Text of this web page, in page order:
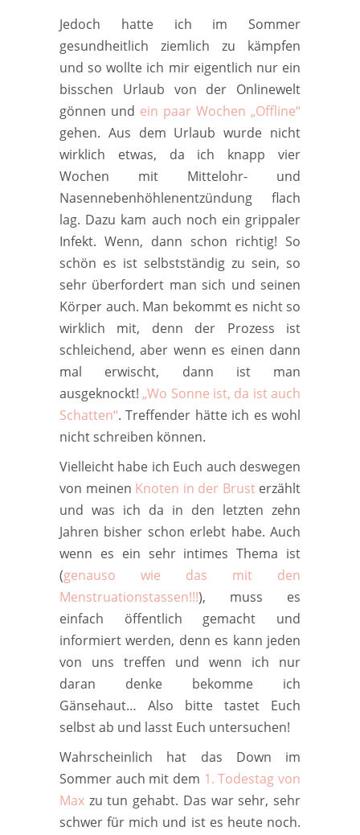
Jedoch hatte ich im Sommer
gesundheitlich ziemlich zu kämpfen
und so wollte ich mir eigentlich nur ein
bisschen Urlaub von der Onlinewelt
gönnen und ein paar Wochen „Offline“
gehen. Aus dem Urlaub wurde nicht
wirklich etwas, da ich knapp vier
Wochen mit Mittelohr- und
Nasennebenhöhlenentzündung flach
lag. Dazu kam auch noch ein grippaler
Infekt. Wenn, dann schon richtig! So
schön es ist selbstständig zu sein, so
sehr überfordert man sich und seinen
Körper auch. Man bekommt es nicht so
wirklich mit, denn der Prozess ist
schleichend, aber wenn es einen dann
mal erwischt, dann ist man
ausgeknockt!„Wo Sonne ist, da ist auch
Schatten“. Treffender hätte ich es wohl
nicht schreiben können.
Vielleicht habe ich Euch auch deswegen
von meinen Knoten in der Brusterzählt
und was ich da in den letzten zehn
Jahren bisher schon erlebt habe. Auch
wenn es ein sehr intimes Thema ist
(genauso wie das mit den
Menstruationstassen!!!), muss es
einfach öffentlich gemacht und
informiert werden, denn es kann jeden
von uns treffen und wenn ich nur
daran denke bekomme ich
Gänsehaut… Also bitte tastet Euch
selbst ab und lasst Euch untersuchen!
Wahrscheinlich hat das Down im
Sommer auch mit dem 1. Todestag von
Max zu tun gehabt. Das war sehr, sehr
schwer für mich und ist es heute noch.